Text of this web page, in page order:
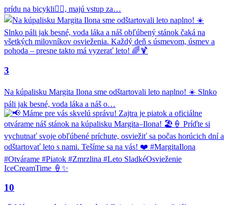
prídu na bicykli🚴‍♂️, majú vstup za…
3
Na kúpalisku Margita Ilona sme odštartovali leto naplno! ☀️ Slnko
páli jak besné, voda láka a náš o…
10